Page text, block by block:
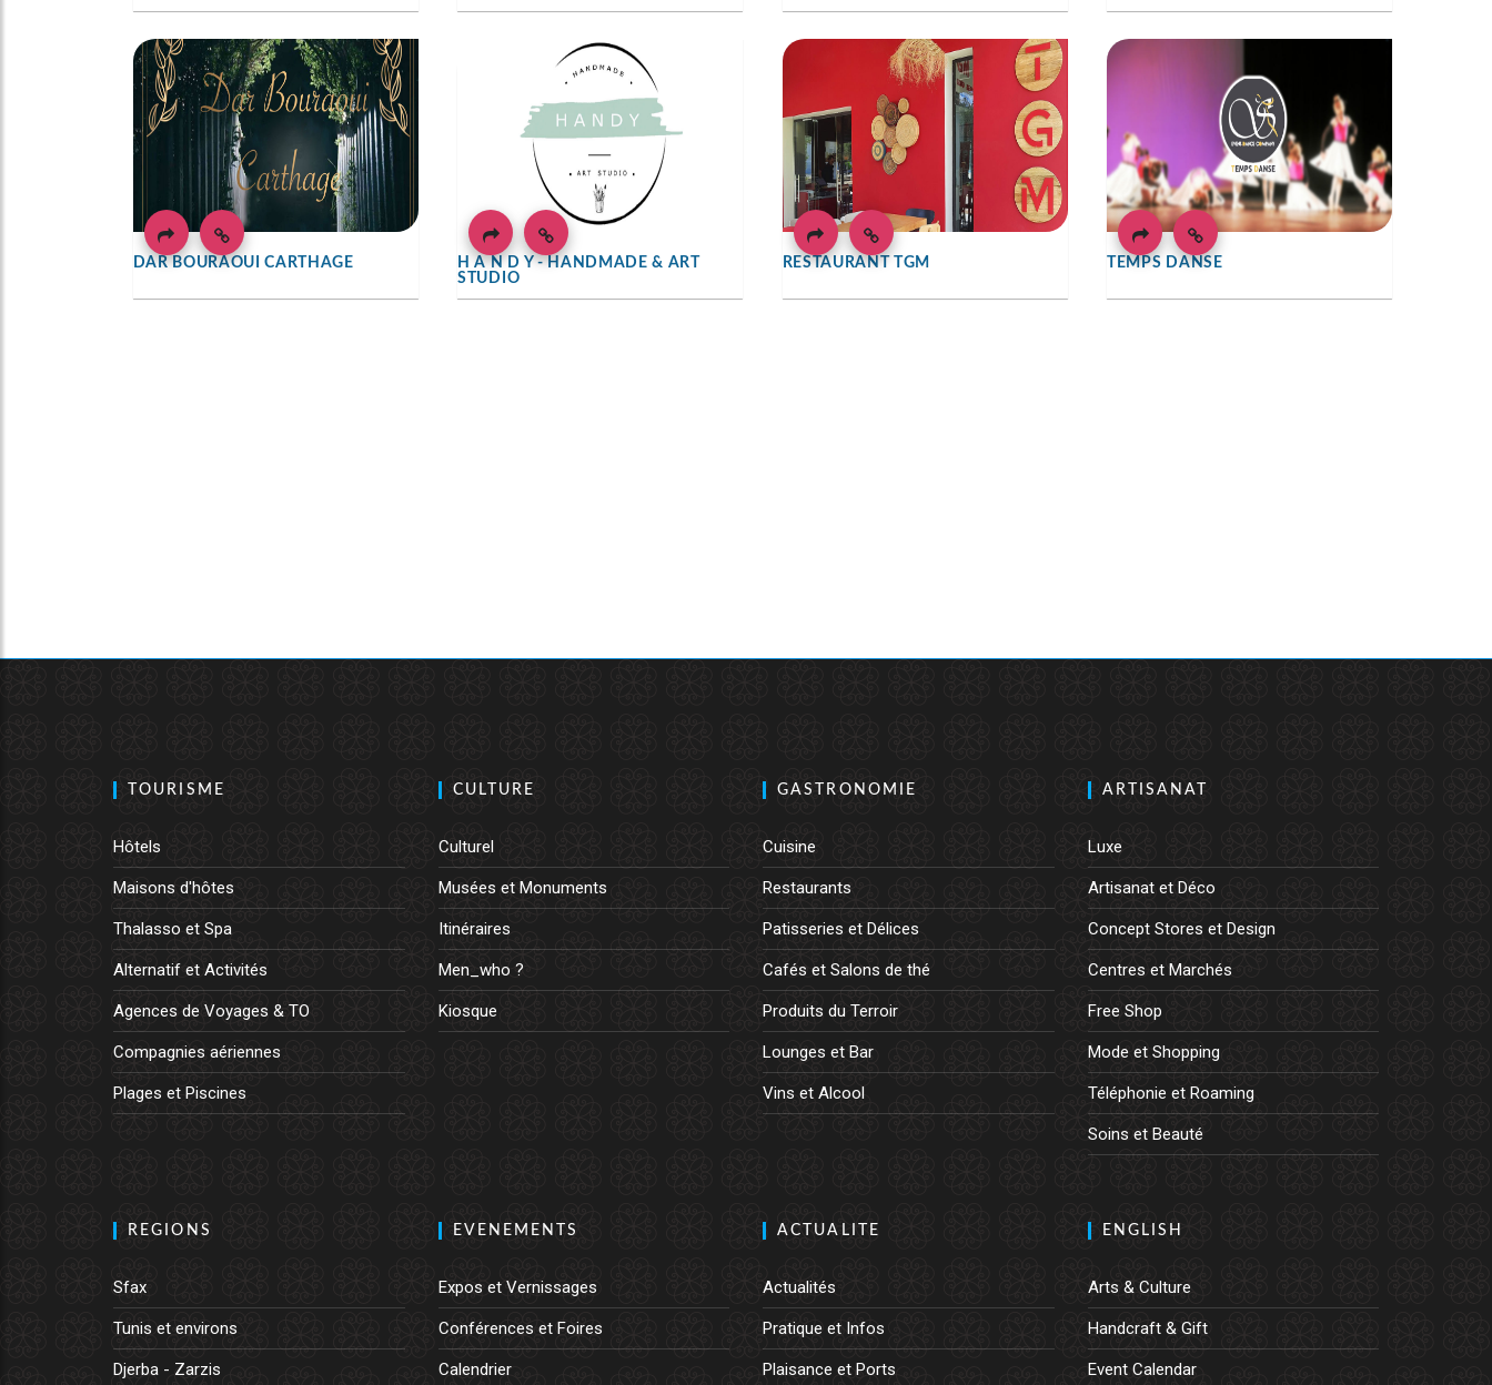
DAR BOURAOUI CARTHAGE
H A N D Y - HANDMADE & ART
STUDIO
RESTAURANT TGM TEMPS DANSE
TOURISME
Hôtels
Maisons d'hôtes
Thalasso et Spa
Alternatif et Activités
Agences de Voyages & TO
Compagnies aériennes
Plages et Piscines
CULTURE
Culturel
Musées et Monuments
Itinéraires
Men_who ?
Kiosque
GASTRONOMIE
Cuisine
Restaurants
Patisseries et Délices
Cafés et Salons de thé
Produits du Terroir
Lounges et Bar
Vins et Alcool
ARTISANAT
Luxe
Artisanat et Déco
Concept Stores et Design
Centres et Marchés
Free Shop
Mode et Shopping
Téléphonie et Roaming
Soins et Beauté
REGIONS
Sfax
Tunis et environs
Djerba - Zarzis
EVENEMENTS
Expos et Vernissages
Conférences et Foires
Calendrier
ACTUALITE
Actualités
Pratique et Infos
Plaisance et Ports
ENGLISH
Arts & Culture
Handcraft & Gift
Event Calendar